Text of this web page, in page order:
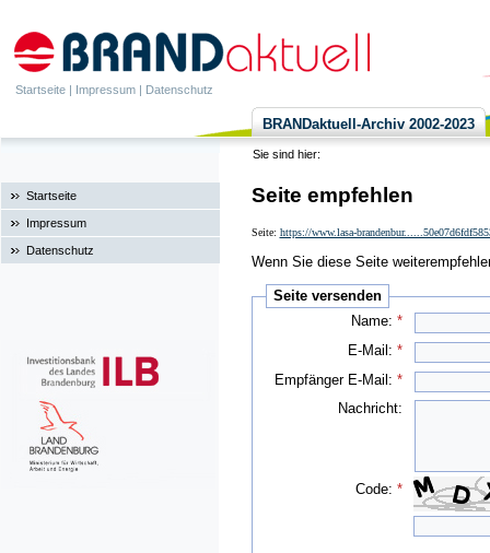
Startseite | Impressum | Datenschutz
BRANDaktuell-Archiv 2002-2023
Sie sind hier:
Startseite
Impressum
Datenschutz
Seite empfehlen
Seite: https://www.lasa-
Wenn Sie diese Seite
Seite versenden
Name:*
E-Mail:*
Empfänger E-Mail:*
Nachricht:
Code:*